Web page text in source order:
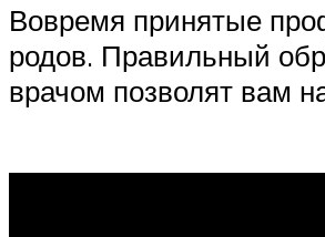
Вовремя принятые
родов. Правильный
врачом позволят вам